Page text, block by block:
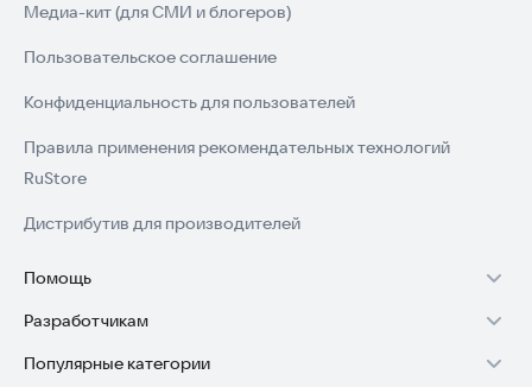
Медиа-кит (для СМИ и блогеров)
Пользовательское соглашение
Конфиденциальность для пользователей
Правила применения рекомендательных технологий
RuStore
Дистрибутив для производителей
Помощь
Установка RuStore на TV
Установка RuStore на телефон
Разработчикам
Зарабатывать с RuStore
Популярные категории